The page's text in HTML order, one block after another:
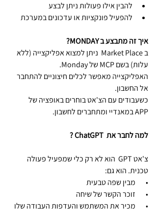
להבין אילו פעולות ניתן לבצע
להפעיל פונקציות או עדכונים במערכת
איך זה מתבצע ב MONDAY?
ב Market Place  ניתן למצוא אפליקצייה (ללא
עלות) בשם MCP של Monday.
האפליקצייה מאפשר לכלים חיצוניים להתחבר
אל החשבון.
כשעבודים עם הצ'אט בוחרים באופציה של
APP במאנדיי ומתחברים לחשבון.
למה לחבר את  ChatGPT ?
צ'אט GPT  הוא לא רק כלי שמפעיל פעולה
טכנית. הוא גם:
•       מבין שפה טבעית
•       זוכר הקשר של שיחה
•       מכיר את המשתמש והעדפות העבודה שלו